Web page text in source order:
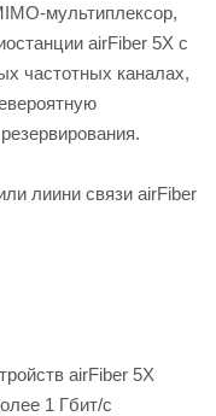
мультиплексор,
airFiber 5X с
частотных каналах,
лиини связи airFiber
airFiber 5X
1 Гбит/c